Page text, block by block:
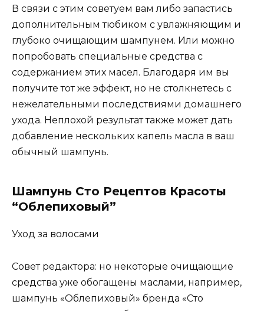
В связи с этим советуем вам либо запастись
дополнительным тюбиком с увлажняющим и
глубоко очищающим шампунем. Или можно
попробовать специальные средства с
содержанием этих масел. Благодаря им вы
получите тот же эффект, но не столкнетесь с
нежелательными последствиями домашнего
ухода. Неплохой результат также может дать
добавление нескольких капель масла в ваш
обычный шампунь.
Шампунь Сто Рецептов Красоты
“Облепиховый”
Уход за волосами
Совет редактора: но некоторые очищающие
средства уже обогащены маслами, например,
шампунь «Облепиховый» бренда «Сто